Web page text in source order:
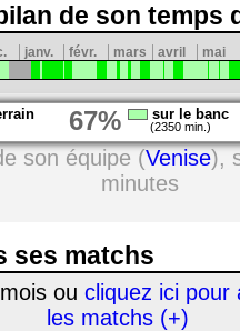
de son temps
janv. févr. mars avril mai
67% sur le banc
(2350 min.)
son équipe (Venise),
minutes
ses matchs
ou cliquez ici pour
les matchs (+)